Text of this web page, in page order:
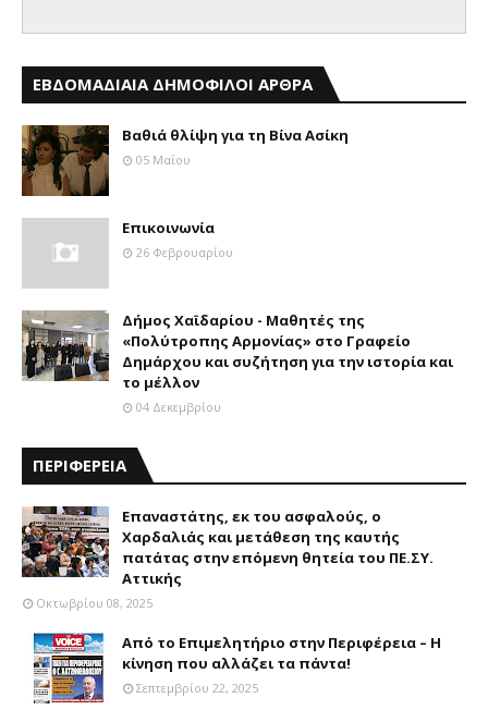
ΕΒΔΟΜΑΔΙΑΙΑ ΔΗΜΟΦΙΛΟΙ ΑΡΘΡΑ
Βαθιά θλίψη για τη Βίνα Ασίκη
05 Μαΐου
Επικοινωνία
26 Φεβρουαρίου
Δήμος Χαϊδαρίου - Μαθητές της
«Πολύτροπης Αρμονίας» στο Γραφείο
Δημάρχου και συζήτηση για την ιστορία και
το μέλλον
04 Δεκεμβρίου
ΠΕΡΙΦΕΡΕΙΑ
Επαναστάτης, εκ του ασφαλούς, ο
Χαρδαλιάς και μετάθεση της καυτής
πατάτας στην επόμενη θητεία του ΠΕ.ΣΥ.
Αττικής
Οκτωβρίου 08, 2025
Από το Επιμελητήριο στην Περιφέρεια – Η
κίνηση που αλλάζει τα πάντα!
Σεπτεμβρίου 22, 2025